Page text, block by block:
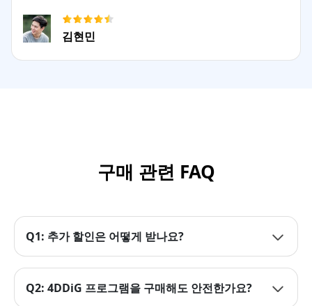
김현민
구매 관련 FAQ
Q1: 추가 할인은 어떻게 받나요?
Q2: 4DDiG 프로그램을 구매해도 안전한가요?